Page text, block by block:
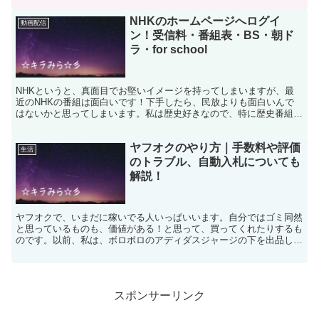
動画配信
NHKのホームページへログイ
ン！受信料・番組表・BS・朝ド
ラ・for school
NHKというと、真面目でお堅いイメージを持ってしまいますが、最
近のNHKの番組は面白いです！下手したら、民放よりも面白いんで
はないかと思ってしまいます。私は歴史好きなので、特に歴史番組は
生活
ヤフオクのやり方｜手数料や評価
のトラブル、自動入札についても
解説！
ヤフオクで、いまだに稼いでる人いっぱいいます。自分ではゴミ同然
と思っているものも、価値がある！と思って、買ってくれたりするも
のです。以前、私は、ボロボロのアディダスジャージの下を出品した
スポンサーリンク